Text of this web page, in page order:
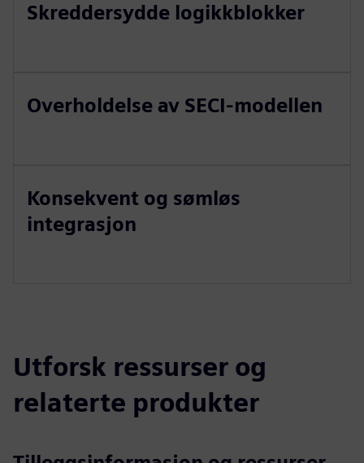
Skreddersydde logikkblokker
Overholdelse av SECI-modellen
Konsekvent og sømløs
integrasjon
Utforsk ressurser og
relaterte produkter